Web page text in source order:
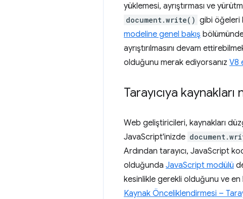
yüklemesi, ayrıştırması ve
document.write() gibi öğeleri
modeline genel bakış bölümünde
ayrıştırılmasını devam
olduğunu merak ediyorsanız V8
Tarayıcıya
Web geliştiricileri, kaynakları
JavaScript'inizde
Ardından tarayıcı, JavaScript
olduğunda JavaScript modülü
kesinlikle gerekli olduğunu ve
Kaynak Önceliklendirmesi –